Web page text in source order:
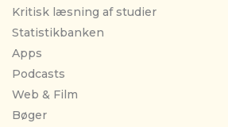
Kritisk læsning af studier
Statistikbanken
Apps
Podcasts
Web & Film
Bøger